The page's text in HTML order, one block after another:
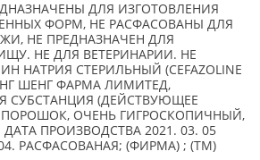
ДЛЯ ИЗГОТОВЛЕНИЯ
ФОРМ, НЕ РАСФАСОВАНЫ ДЛЯ
НЕ ПРЕДНАЗНАЧЕН ДЛЯ
НЕ ДЛЯ ВЕТЕРИНАРИИ. НЕ
НАТРИЯ СТЕРИЛЬНЫЙ (CEFAZOLINE
ШЕНГ ФАРМА ЛИМИТЕД,
СУБСТАНЦИЯ (ДЕЙСТВУЮЩЕЕ
ОЧЕНЬ ГИГРОСКОПИЧНЫЙ,
ДАТА ПРОИЗВОДСТВА 2021. 03. 05
РАСФАСОВАНАЯ; (ФИРМА) ; (TM)